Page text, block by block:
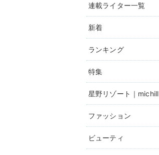
連載ライター一覧
新着
ランキング
特集
星野リゾート｜michill
ファッション
ビューティ